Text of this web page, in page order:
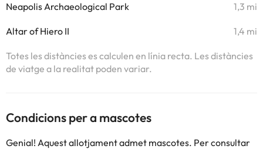
Neapolis Archaeological Park 1,3 mi
Altar of Hiero II 1,4 mi
Totes les distàncies es calculen en línia recta. Les distàncies
de viatge a la realitat poden variar.
Condicions per a mascotes
Genial! Aquest allotjament admet mascotes. Per consultar